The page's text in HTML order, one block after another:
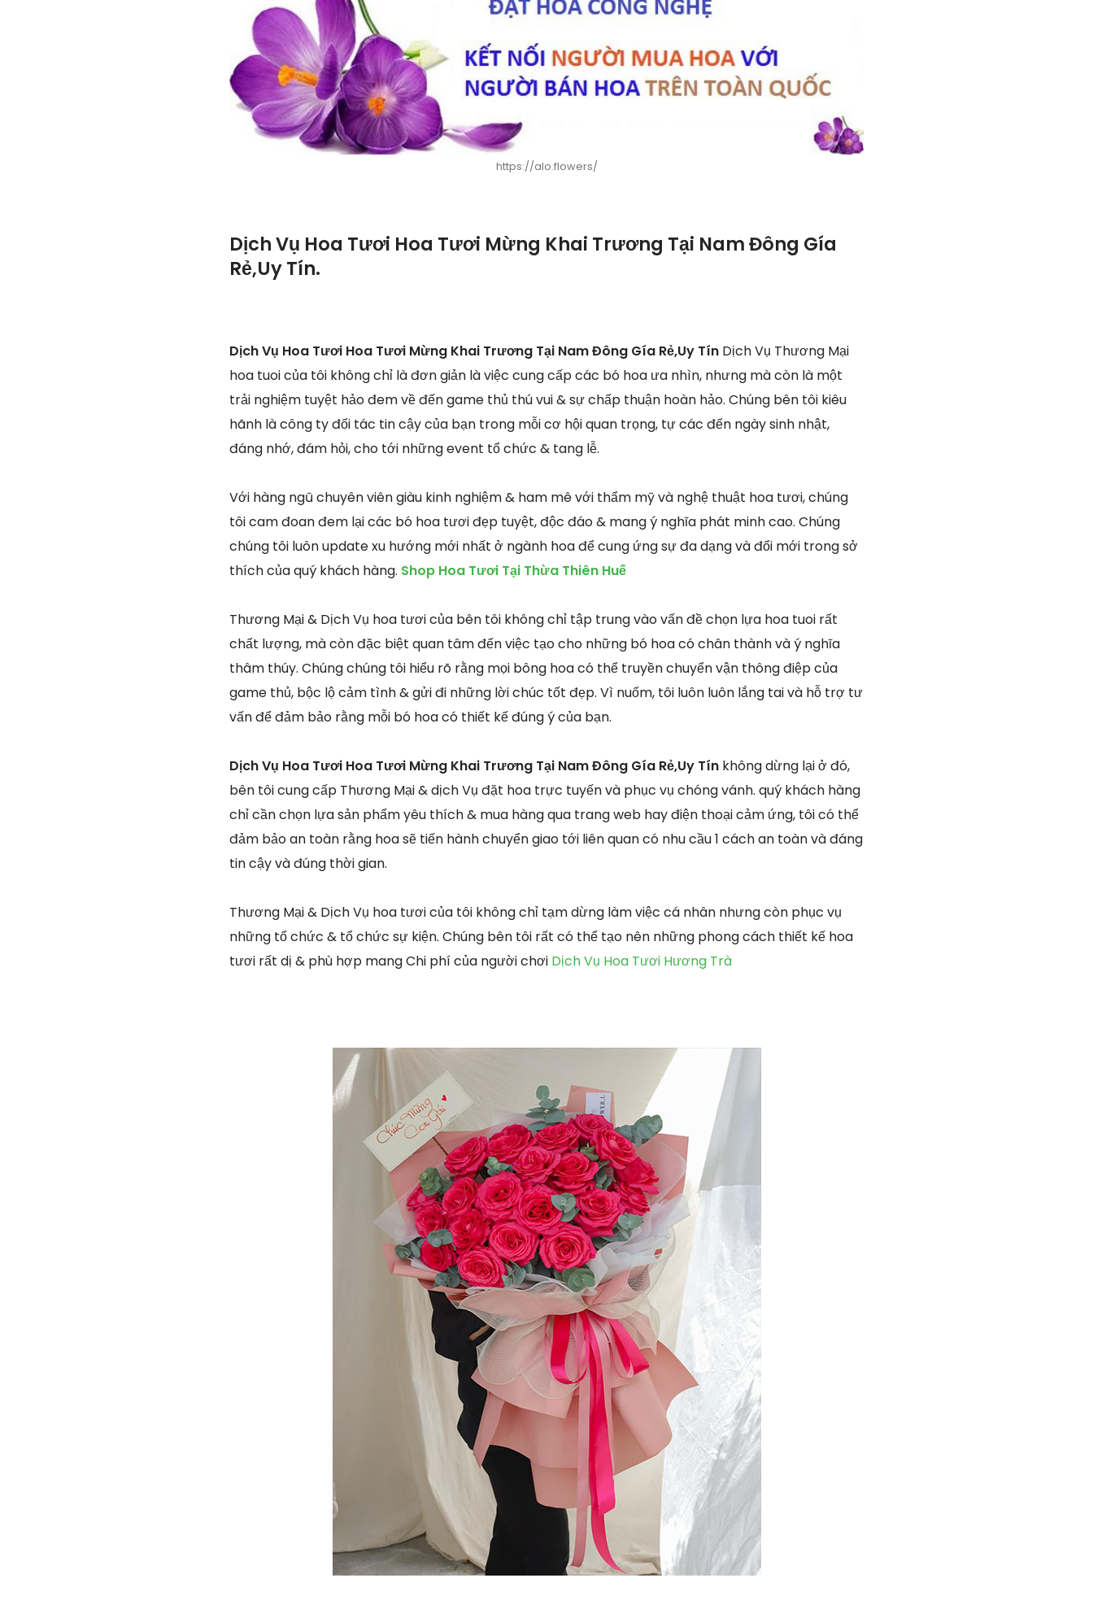
https://alo.flowers/
Dịch Vụ Hoa Tươi Hoa Tươi Mừng Khai Trương Tại Nam Đông Gía
Rẻ,Uy Tín.
Dịch Vụ Hoa Tươi Hoa Tươi Mừng Khai Trương Tại Nam Đông Gía Rẻ,Uy Tín Dịch Vụ Thương Mại
hoa tuoi của tôi không chỉ là đơn giản là việc cung cấp các bó hoa ưa nhìn, nhưng mà còn là một
trải nghiệm tuyệt hảo đem về đến game thủ thú vui & sự chấp thuận hoàn hảo. Chúng bên tôi kiêu
hãnh là công ty đối tác tin cậy của bạn trong mỗi cơ hội quan trọng, tự các đến ngày sinh nhật,
đáng nhớ, đám hỏi, cho tới những event tổ chức & tang lễ.
Với hàng ngũ chuyên viên giàu kinh nghiệm & ham mê với thẩm mỹ và nghệ thuật hoa tươi, chúng
tôi cam đoan đem lại các bó hoa tươi đẹp tuyệt, độc đáo & mang ý nghĩa phát minh cao. Chúng
chúng tôi luôn update xu hướng mới nhất ở ngành hoa để cung ứng sự đa dạng và đổi mới trong sở
thích của quý khách hàng. Shop Hoa Tươi Tại Thừa Thiên Huế
Thương Mại & Dịch Vụ hoa tươi của bên tôi không chỉ tập trung vào vấn đề chọn lựa hoa tuoi rất
chất lượng, mà còn đặc biệt quan tâm đến việc tạo cho những bó hoa có chân thành và ý nghĩa
thâm thúy. Chúng chúng tôi hiểu rõ rằng mọi bông hoa có thể truyền chuyển vận thông điệp của
game thủ, bộc lộ cảm tình & gửi đi những lời chúc tốt đẹp. Vì nuốm, tôi luôn luôn lắng tai và hỗ trợ tư
vấn để đảm bảo rằng mỗi bó hoa có thiết kế đúng ý của bạn.
Dịch Vụ Hoa Tươi Hoa Tươi Mừng Khai Trương Tại Nam Đông Gía Rẻ,Uy Tín không dừng lại ở đó,
bên tôi cung cấp Thương Mại & dịch Vụ đặt hoa trực tuyến và phục vụ chóng vánh. quý khách hàng
chỉ cần chọn lựa sản phẩm yêu thích & mua hàng qua trang web hay điện thoại cảm ứng, tôi có thể
đảm bảo an toàn rằng hoa sẽ tiến hành chuyển giao tới liên quan có nhu cầu 1 cách an toàn và đáng
tin cậy và đúng thời gian.
Thương Mại & Dịch Vụ hoa tươi của tôi không chỉ tạm dừng làm việc cá nhân nhưng còn phục vụ
những tổ chức & tổ chức sự kiện. Chúng bên tôi rất có thể tạo nên những phong cách thiết kế hoa
tươi rất dị & phù hợp mang Chi phí của người chơi Dịch Vụ Hoa Tươi Hương Trà